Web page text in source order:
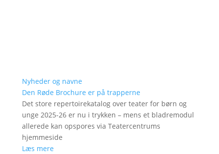
Nyheder og navne
Den Røde Brochure er på trapperne
Det store repertoirekatalog over teater for børn og
unge 2025-26 er nu i trykken – mens et bladremodul
allerede kan opspores via Teatercentrums
hjemmeside
Læs mere